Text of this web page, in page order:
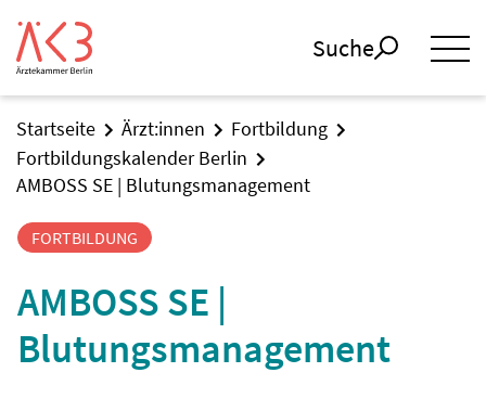
Suche
Startseite Ärzt:innen
Fortbildung
Fortbildungskalender Berlin
AMBOSS SE | Blutungsmanagement
FORTBILDUNG
AMBOSS SE |
Blutungsmanagement